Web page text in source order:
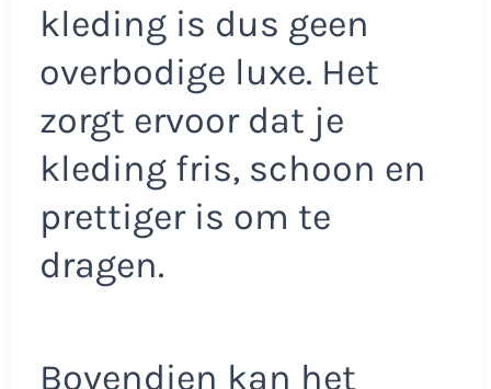
kleding is dus geen
overbodige luxe. Het
zorgt ervoor dat je
kleding fris, schoon en
prettiger is om te
dragen.
Bovendien kan het